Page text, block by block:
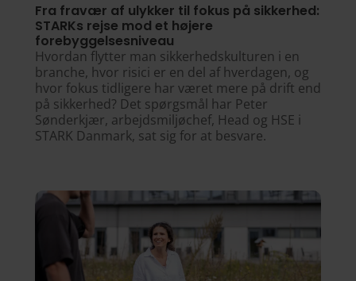
Fra fravær af ulykker til fokus på sikkerhed:
STARKs rejse mod et højere
forebyggelsesniveau
Hvordan flytter man sikkerhedskulturen i en
branche, hvor risici er en del af hverdagen, og
hvor fokus tidligere har været mere på drift end
på sikkerhed? Det spørgsmål har Peter
Sønderkjær, arbejdsmiljøchef, Head og HSE i
STARK Danmark, sat sig for at besvare.